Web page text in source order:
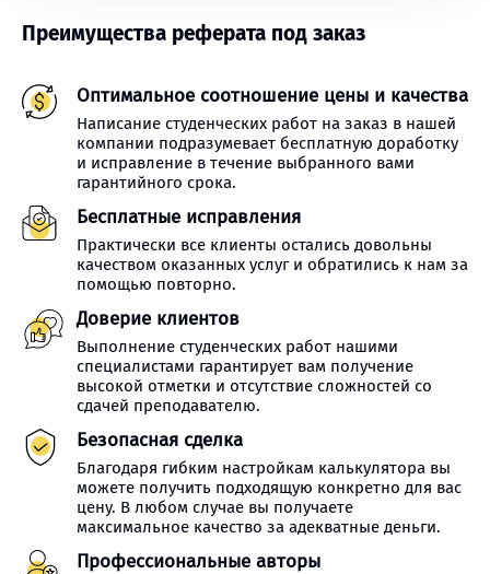
Преимущества реферата под заказ
Оптимальное соотношение цены и качества
Написание студенческих работ на заказ в нашей
компании подразумевает бесплатную доработку
и исправление в течение выбранного вами
гарантийного срока.
Бесплатные исправления
Практически все клиенты остались довольны
качеством оказанных услуг и обратились к нам за
помощью повторно.
Доверие клиентов
Выполнение студенческих работ нашими
специалистами гарантирует вам получение
высокой отметки и отсутствие сложностей со
сдачей преподавателю.
Безопасная сделка
Благодаря гибким настройкам калькулятора вы
можете получить подходящую конкретно для вас
цену. В любом случае вы получаете
максимальное качество за адекватные деньги.
Профессиональные авторы